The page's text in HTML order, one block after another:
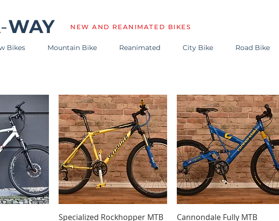
-WAY
Bikes Mountain Bike Reanimated City Bike Road Bike
NEW AND REANIMATED BIKES
Schnellansicht
Specialized Rockhopper MTB
Schnellansicht
Cannondale Fully MTB